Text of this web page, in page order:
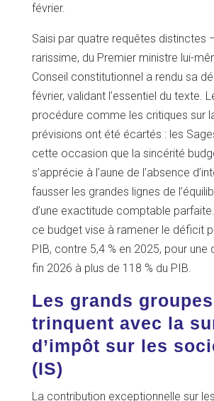
février.
Saisi par quatre requêtes distinctes
rarissime, du Premier ministre lui-
Conseil constitutionnel a rendu sa
février, validant l’essentiel du texte.
procédure comme les critiques sur
prévisions ont été écartés : les
cette occasion que la sincérité
s’apprécie à l’aune de l’absence
fausser les grandes lignes de
d’une exactitude comptable
ce budget vise à ramener le déficit
PIB, contre 5,4 % en 2025, pour
fin 2026 à plus de 118 % du PIB.
Les grands groupes
trinquent avec la
d’impôt sur les
(IS)
La contribution exceptionnelle sur